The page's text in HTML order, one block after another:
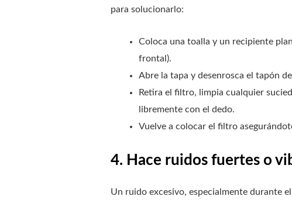
para solucionarlo:
Coloca una toalla y un recipiente
frontal).
Abre la tapa y desenrosca el tapón
Retira el filtro, limpia cualquier
libremente con el dedo.
Vuelve a colocar el filtro
4. Hace ruidos fuertes o
Un ruido excesivo, especialmente durante